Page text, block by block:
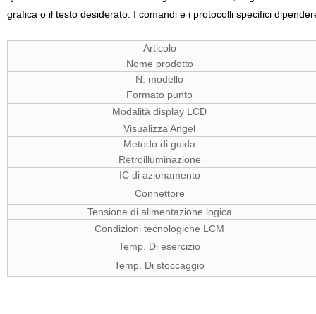
grafica o il testo desiderato. I comandi e i protocolli specifici
Articolo
Nome prodotto
N. modello
Formato punto
Modalità display LCD
Visualizza Angel
Metodo di guida
Retroilluminazione
IC di azionamento
Connettore
Tensione di alimentazione logica
Condizioni tecnologiche LCM
Temp. Di esercizio
Temp. Di stoccaggio